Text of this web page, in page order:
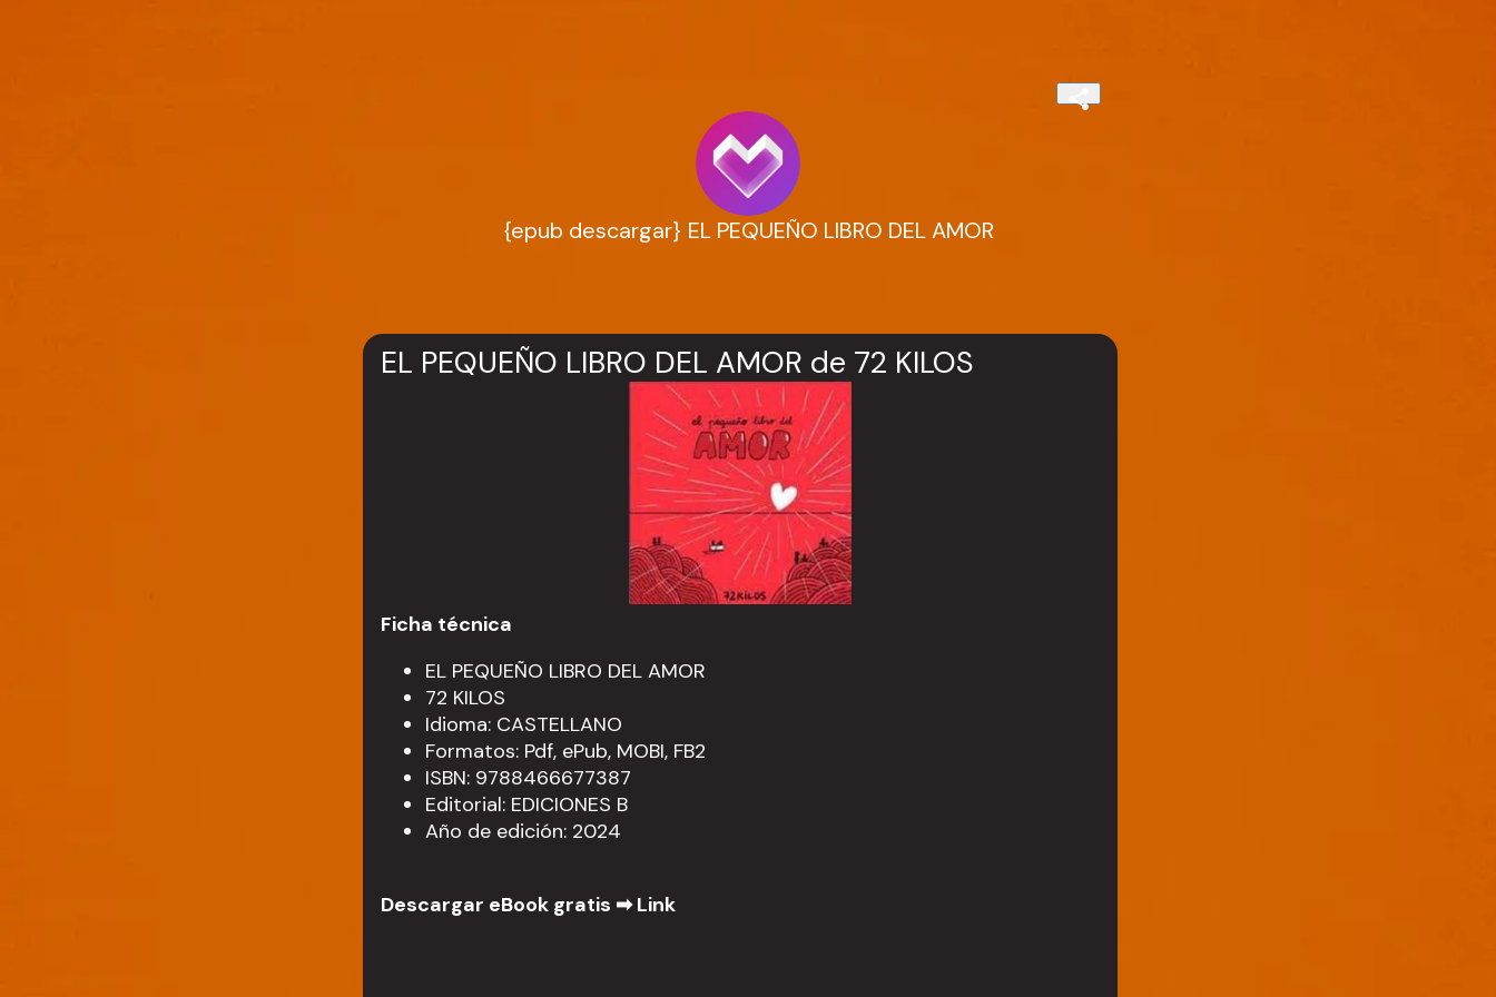
{epub descargar} EL PEQUEÑO LIBRO DEL AMOR
EL PEQUEÑO LIBRO DEL AMOR de 72 KILOS
Ficha técnica
EL PEQUEÑO LIBRO DEL AMOR
72 KILOS
Idioma: CASTELLANO
Formatos: Pdf, ePub, MOBI, FB2
ISBN: 9788466677387
Editorial: EDICIONES B
Año de edición: 2024
Descargar eBook gratis ➡Link